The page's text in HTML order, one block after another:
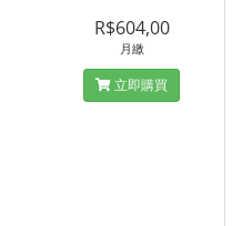
R$604,00
月繳
立即購買